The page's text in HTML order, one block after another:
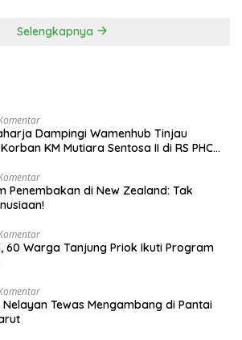
Selengkapnya
Dampingi Wamenhub Tinjau
KM Mutiara Sentosa II di RS PHC
Penembakan di New Zealand: Tak
60 Warga Tanjung Priok Ikuti Program
Nelayan Tewas Mengambang di Pantai